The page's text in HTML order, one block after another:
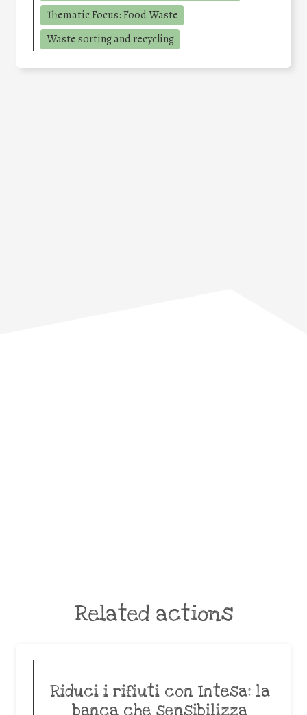
Thematic Focus: Food Waste
Waste sorting and recycling
Related actions
Riduci i rifiuti con Intesa: la
banca che sensibilizza